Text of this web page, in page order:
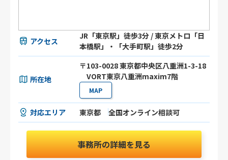
アクセス
JR「東京駅」徒歩3分 / 東京メトロ「日
本橋駅」・「大手町駅」徒歩2分
所在地
〒103-0028 東京都中央区八重洲1-3-18
VORT東京八重洲maxim7階
MAP
対応エリア 東京都 全国オンライン相談可
事務所の詳細を見る